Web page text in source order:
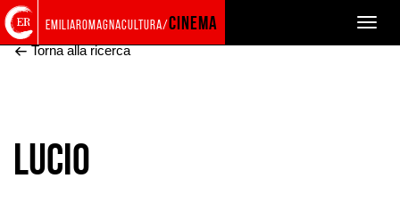
Torna
alla
home
Cerca
nel
sito
Salta
ai
contenuti
Salta
al
menu
Toggle
emiliaromagnacultura/cinema
Torna alla ricerca
Lucio